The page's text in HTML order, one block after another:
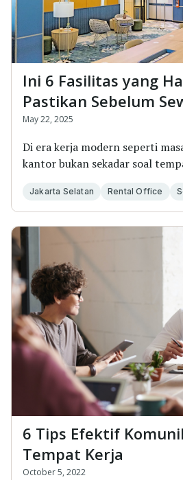
Ini 6 Fasilitas yang
Pastikan Sebelum
Jakarta Selatan
May 22, 2025
Di era kerja modern seperti
kantor bukan sekadar soal
Jakarta Selatan Rental Office
6 Tips Efektif
Tempat Kerja
October 5, 2022